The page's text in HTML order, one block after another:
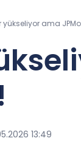
yükseliyor ama
13:49